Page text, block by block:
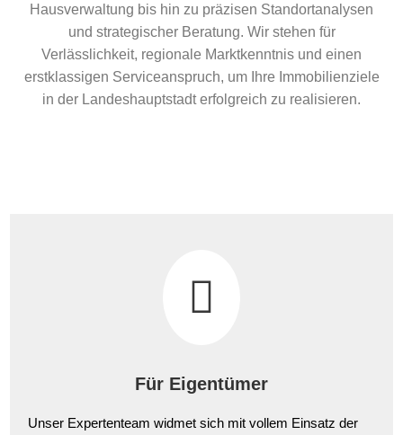
Hausverwaltung bis hin zu präzisen Standortanalysen
und strategischer Beratung. Wir stehen für
Verlässlichkeit, regionale Marktkenntnis und einen
erstklassigen Serviceanspruch, um Ihre Immobilienziele
in der Landeshauptstadt erfolgreich zu realisieren.

Für Eigentümer
Unser Expertenteam widmet sich mit vollem Einsatz der